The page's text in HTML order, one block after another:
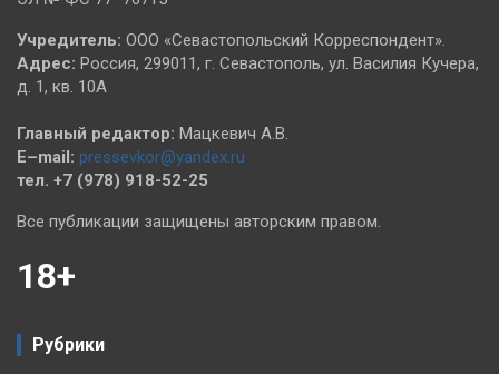
Учредитель: ООО «Севастопольский Корреспондент».
Адрес: Россия, 299011, г. Севастополь, ул. Василия Кучера,
д. 1, кв. 10А
Главный редактор: Мацкевич А.В.
E–mail: pressevkor@yandex.ru
тел. +7 (978) 918-52-25
Все публикации защищены авторским правом.
18+
Рубрики